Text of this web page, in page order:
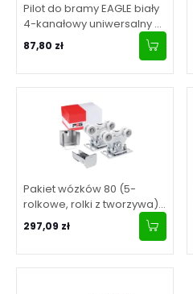
Pilot do bramy EAGLE biały
4-kanałowy uniwersalny z
kodem zmiennym oraz
stałym – SEA
87,80 zł
Pakiet wózków 80 (5-
rolkowe, rolki z tworzywa)
do bram przesuwnych z
akcesoriami
297,09 zł